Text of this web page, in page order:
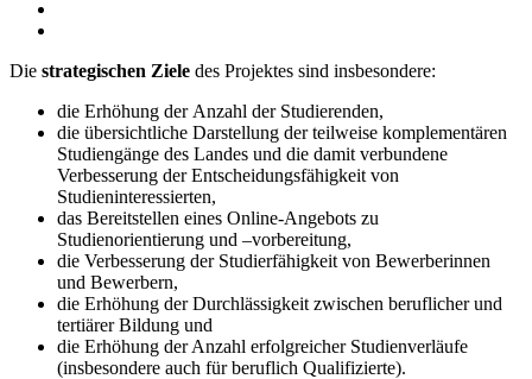
Die strategischen Ziele des Projektes sind insbesondere:
die Erhöhung der Anzahl der Studierenden,
die übersichtliche Darstellung der teilweise komplementären
Studiengänge des Landes und die damit verbundene
Verbesserung der Entscheidungsfähigkeit von
Studieninteressierten,
das Bereitstellen eines Online-Angebots zu
Studienorientierung und –vorbereitung,
die Verbesserung der Studierfähigkeit von Bewerberinnen
und Bewerbern,
die Erhöhung der Durchlässigkeit zwischen beruflicher und
tertiärer Bildung und
die Erhöhung der Anzahl erfolgreicher Studienverläufe
(insbesondere auch für beruflich Qualifizierte).